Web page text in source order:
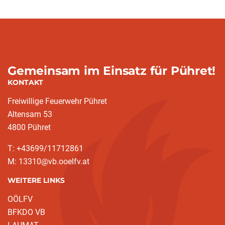
Gemeinsam im Einsatz für Pühret!
KONTAKT
Freiwillige Feuerwehr Pühret
Altensam 53
4800 Pühret
T: +43699/11712861
M: 13310@vb.ooelfv.at
WEITERE LINKS
OÖLFV
BFKDO VB